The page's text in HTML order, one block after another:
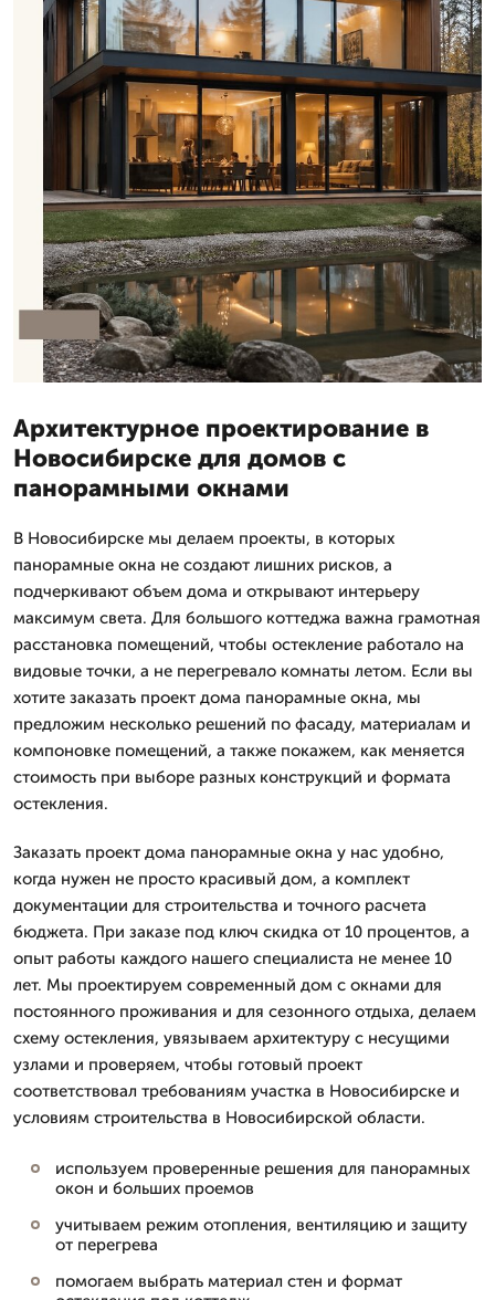
Архитектурное проектирование в
Новосибирске для домов с
панорамными окнами
В Новосибирске мы делаем проекты, в которых
панорамные окна не создают лишних рисков, а
подчеркивают объем дома и открывают интерьеру
максимум света. Для большого коттеджа важна грамотная
расстановка помещений, чтобы остекление работало на
видовые точки, а не перегревало комнаты летом. Если вы
хотите заказать проект дома панорамные окна, мы
предложим несколько решений по фасаду, материалам и
компоновке помещений, а также покажем, как меняется
стоимость при выборе разных конструкций и формата
остекления.
Заказать проект дома панорамные окна у нас удобно,
когда нужен не просто красивый дом, а комплект
документации для строительства и точного расчета
бюджета. При заказе под ключ скидка от 10 процентов, а
опыт работы каждого нашего специалиста не менее 10
лет. Мы проектируем современный дом с окнами для
постоянного проживания и для сезонного отдыха, делаем
схему остекления, увязываем архитектуру с несущими
узлами и проверяем, чтобы готовый проект
соответствовал требованиям участка в Новосибирске и
условиям строительства в Новосибирской области.
используем проверенные решения для панорамных
окон и больших проемов
учитываем режим отопления, вентиляцию и защиту
от перегрева
помогаем выбрать материал стен и формат